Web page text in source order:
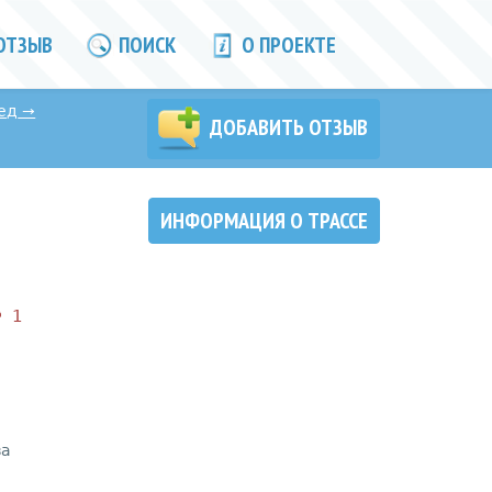
ПОИСК О ПРОЕКТЕ
→
ДОБАВИТЬ ОТЗЫВ
ИНФОРМАЦИЯ О ТРАССЕ
1